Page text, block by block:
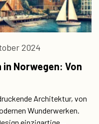
2024
Norwegen: Von
Architektur, von
Wunderwerken.